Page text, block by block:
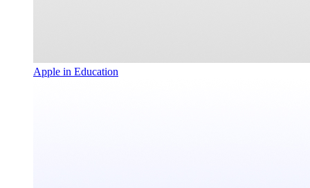
Apple in Education